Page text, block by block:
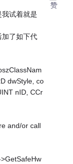
试着就是
加了如下代
dwStyle, co
nID, CCr
and/or call
赞